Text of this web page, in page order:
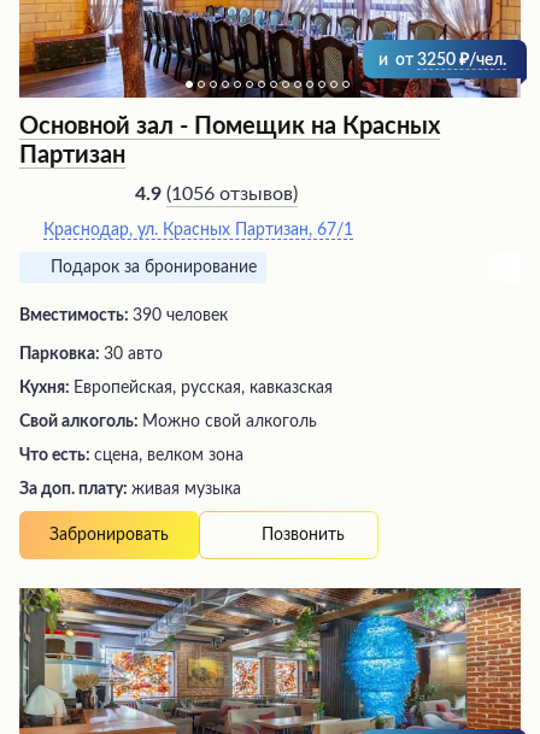
и от 3250 /чел.
Основной зал - Помещик на Красных
Партизан
4.9 (1056 отзывов)
Краснодар, ул. Красных Партизан, 67/1
Подарок за бронирование
Вместимость: 390 человек
Парковка: 30 авто
Кухня: Европейская, русская, кавказская
Свой алкоголь: Можно свой алкоголь
Что есть: сцена, велком зона
За доп. плату: живая музыка
Забронировать Позвонить